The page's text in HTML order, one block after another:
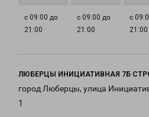
с 09:00 до
21:00
с 09:00 до
21:00
с
21:00
ЛЮБЕРЦЫ ИНИЦИАТИВНАЯ 7Б
город Люберцы, улица
1